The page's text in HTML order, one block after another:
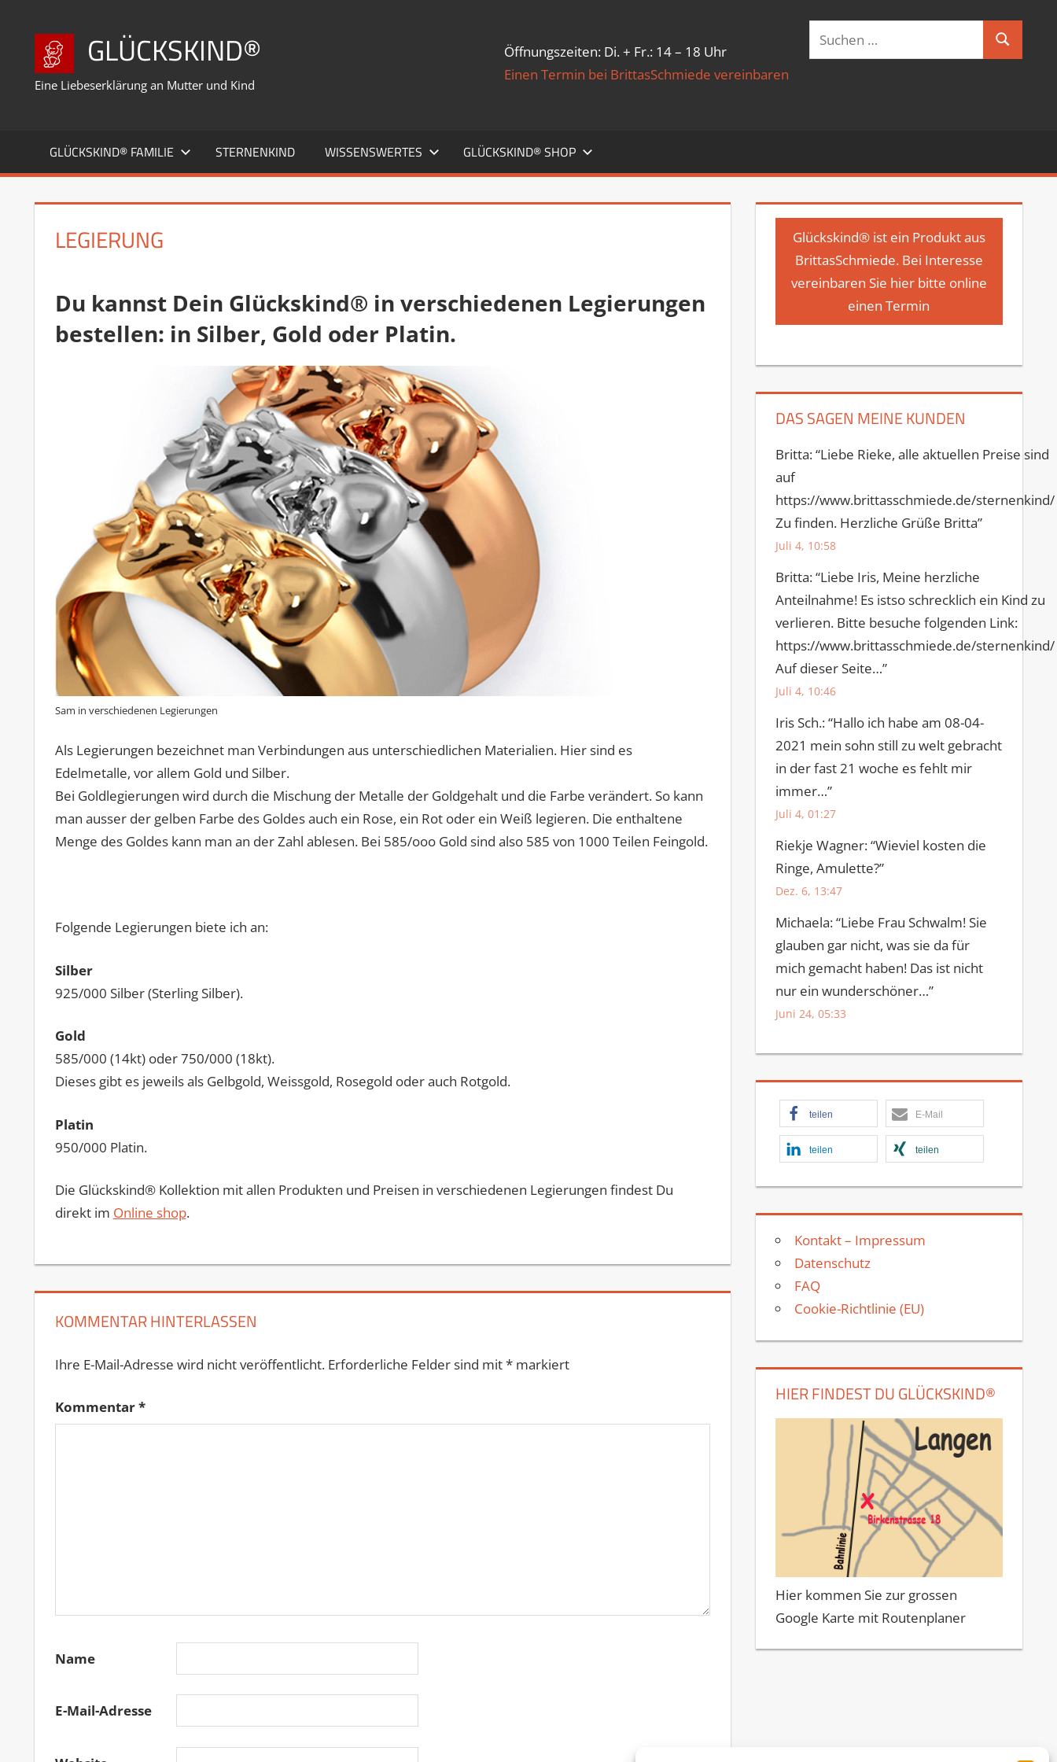
springen
GLÜCKSKIND®
Eine Liebeserklärung an Mutter und Kind
Suchen
Suchen
Öffnungszeiten: Di. + Fr.: 14 – 18 Uhr
Einen Termin bei BrittasSchmiede vereinbaren
GLÜCKSKIND® FAMILIE STERNENKIND WISSENSWERTES GLÜCKSKIND® SHOP
LEGIERUNG
Du kannst Dein Glückskind® in verschiedenen Legierungen
bestellen: in Silber, Gold oder Platin.
Sam in verschiedenen Legierungen
Als Legierungen bezeichnet man Verbindungen aus unterschiedlichen Materialien. Hier sind es
Edelmetalle, vor allem Gold und Silber.
Bei Goldlegierungen wird durch die Mischung der Metalle der Goldgehalt und die Farbe verändert. So kann
man ausser der gelben Farbe des Goldes auch ein Rose, ein Rot oder ein Weiß legieren. Die enthaltene
Menge des Goldes kann man an der Zahl ablesen. Bei 585/ooo Gold sind also 585 von 1000 Teilen Feingold.
Folgende Legierungen biete ich an:
Silber
925/000 Silber (Sterling Silber).
Gold
585/000 (14kt) oder 750/000 (18kt).
Dieses gibt es jeweils als Gelbgold, Weissgold, Rosegold oder auch Rotgold.
Platin
950/000 Platin.
Die Glückskind® Kollektion mit allen Produkten und Preisen in verschiedenen Legierungen findest Du
direkt im Online shop.
KOMMENTAR HINTERLASSEN
Ihre E-Mail-Adresse wird nicht veröffentlicht. Erforderliche Felder sind mit*markiert
Kommentar*
Name
E-Mail-Adresse
Glückskind® ist ein Produkt aus
BrittasSchmiede. Bei Interesse
vereinbaren Sie hier bitte online
einen Termin
DAS SAGEN MEINE KUNDEN
Britta: “Liebe Rieke, alle aktuellen Preise sind
auf
https://www.brittasschmiede.de/sternenkind/
Zu finden. Herzliche Grüße Britta”
Juli 4, 10:58
Britta: “Liebe Iris, Meine herzliche
Anteilnahme! Es istso schrecklich ein Kind zu
verlieren. Bitte besuche folgenden Link:
https://www.brittasschmiede.de/sternenkind/
Auf dieser Seite…”
Juli 4, 10:46
Iris Sch.: “Hallo ich habe am 08-04-
2021 mein sohn still zu welt gebracht
in der fast 21 woche es fehlt mir
immer…”
Juli 4, 01:27
Riekje Wagner: “Wieviel kosten die
Ringe, Amulette?”
Dez. 6, 13:47
Michaela: “Liebe Frau Schwalm! Sie
glauben gar nicht, was sie da für
mich gemacht haben! Das ist nicht
nur ein wunderschöner…”
Juni 24, 05:33
teilen E-Mail
teilen teilen
Kontakt – Impressum
Datenschutz
FAQ
Cookie-Richtlinie (EU)
HIER FINDEST DU GLÜCKSKIND®
Hier kommen Sie zur grossen
Google Karte mit Routenplaner